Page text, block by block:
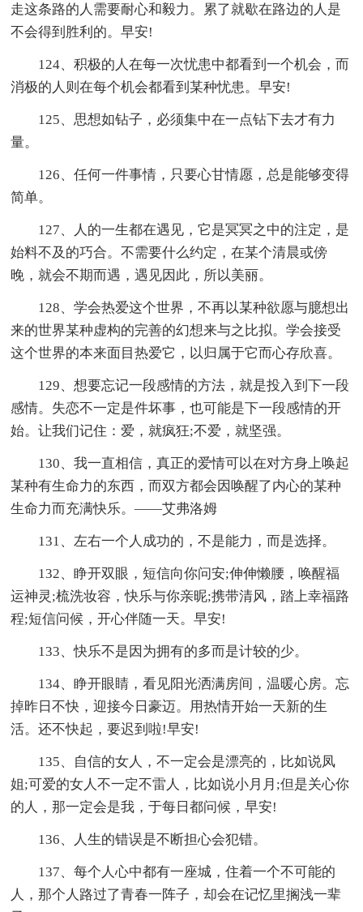
走这条路的人需要耐心和毅力。累了就歇在路边的人是
不会得到胜利的。早安!
124、积极的人在每一次忧患中都看到一个机会，而
消极的人则在每个机会都看到某种忧患。早安!
125、思想如钻子，必须集中在一点钻下去才有力
量。
126、任何一件事情，只要心甘情愿，总是能够变得
简单。
127、人的一生都在遇见，它是冥冥之中的注定，是
始料不及的巧合。不需要什么约定，在某个清晨或傍
晚，就会不期而遇，遇见因此，所以美丽。
128、学会热爱这个世界，不再以某种欲愿与臆想出
来的世界某种虚构的完善的幻想来与之比拟。学会接受
这个世界的本来面目热爱它，以归属于它而心存欣喜。
129、想要忘记一段感情的方法，就是投入到下一段
感情。失恋不一定是件坏事，也可能是下一段感情的开
始。让我们记住：爱，就疯狂;不爱，就坚强。
130、我一直相信，真正的爱情可以在对方身上唤起
某种有生命力的东西，而双方都会因唤醒了内心的某种
生命力而充满快乐。——艾弗洛姆
131、左右一个人成功的，不是能力，而是选择。
132、睁开双眼，短信向你问安;伸伸懒腰，唤醒福
运神灵;梳洗妆容，快乐与你亲昵;携带清风，踏上幸福路
程;短信问候，开心伴随一天。早安!
133、快乐不是因为拥有的多而是计较的少。
134、睁开眼睛，看见阳光洒满房间，温暖心房。忘
掉昨日不快，迎接今日豪迈。用热情开始一天新的生
活。还不快起，要迟到啦!早安!
135、自信的女人，不一定会是漂亮的，比如说凤
姐;可爱的女人不一定不雷人，比如说小月月;但是关心你
的人，那一定会是我，于每日都问候，早安!
136、人生的错误是不断担心会犯错。
137、每个人心中都有一座城，住着一个不可能的
人，那个人路过了青春一阵子，却会在记忆里搁浅一辈